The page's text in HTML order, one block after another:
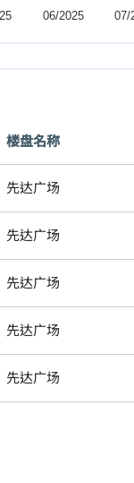
楼盘名称
先达广场
先达广场
先达广场
先达广场
先达广场